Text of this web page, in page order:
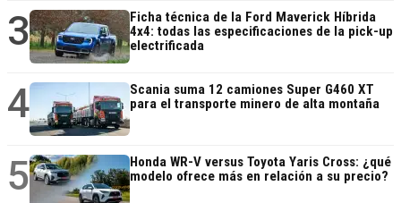
3
Ficha técnica de la Ford Maverick Híbrida
4x4: todas las especificaciones de la pick-up
electrificada
4
Scania suma 12 camiones Super G460 XT
para el transporte minero de alta montaña
5
Honda WR-V versus Toyota Yaris Cross: ¿qué
modelo ofrece más en relación a su precio?